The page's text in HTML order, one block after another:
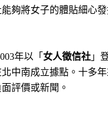
夠將女子的體貼細心
年以「 女人徵信社 」
中南成立據點。十多
評價或新聞。